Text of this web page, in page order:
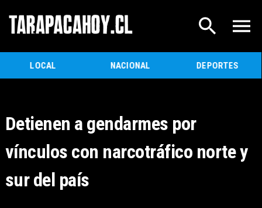
LOCAL NACIONAL DEPORTES
Detienen a gendarmes por
vínculos con narcotráfico norte y
sur del país